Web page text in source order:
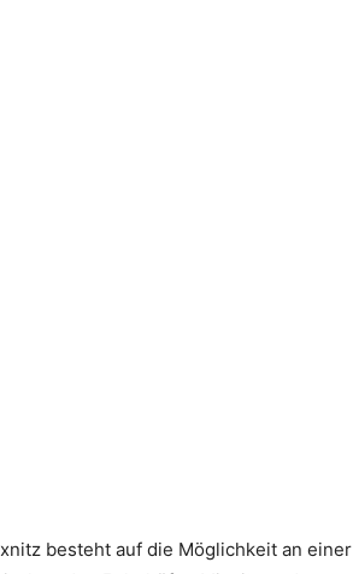
besteht auf die Möglichkeit an einer